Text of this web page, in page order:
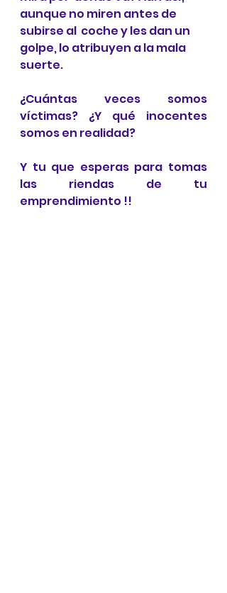
aunque no miren antes de
subirse al  coche y les dan un
golpe, lo atribuyen a la mala
suerte.
¿Cuántas veces somos
víctimas? ¿Y qué inocentes
somos en realidad?
Y tu que esperas para tomas
las riendas de tu
emprendimiento !!